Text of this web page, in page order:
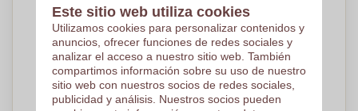
Este sitio web utiliza cookies
Utilizamos cookies para personalizar contenidos y
anuncios, ofrecer funciones de redes sociales y
analizar el acceso a nuestro sitio web. También
compartimos información sobre su uso de nuestro
sitio web con nuestros socios de redes sociales,
publicidad y análisis. Nuestros socios pueden